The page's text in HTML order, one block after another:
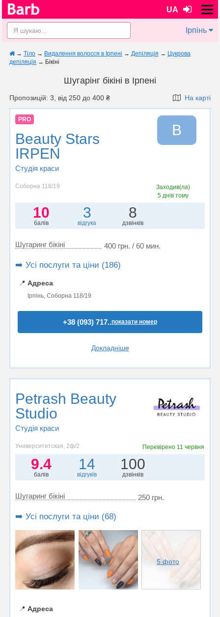
UA
Ірпінь
→ Тіло → Видалення волосся в Ірпені → Депіляція → Цукрова
депіляція → Бікіні
Шугарінг бікіні в Ірпені
Пропозицій: 3, від 250 до 400 ₴ На карті
PRO
Beauty Stars
IRPEN
Студія краси
B
Соборна 118/19
Заходив(ла)
5 днів тому
10
балів
3
відгука
8
дзвінків
Шугаринг бікіні 400 грн. / 60 мин.
➡️ Усі послуги та ціни (186)
📍 Адреса
Ірпінь, Соборна 118/19
+38 (093) 717..показати номер
Докладніше
Petrash Beauty
Studio
Студія краси
Университетская, 2ф/2 Перевірено 11 червня
9.4
балів
14
відгуків
100
дзвінків
Шугаринг бікіні 250 грн.
➡️ Усі послуги та ціни (68)
5 фото
📍 Адреса